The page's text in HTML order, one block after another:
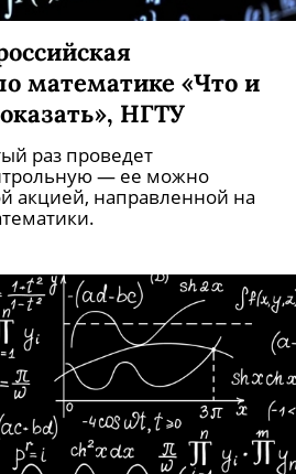
математике «Что и
НГТУ
раз проведет
— ее можно
акцией, направленной на